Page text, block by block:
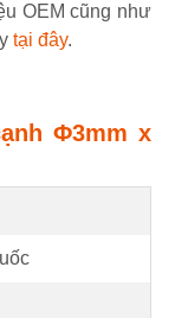
OEM cũng như
tại đây.
Φ3mm x